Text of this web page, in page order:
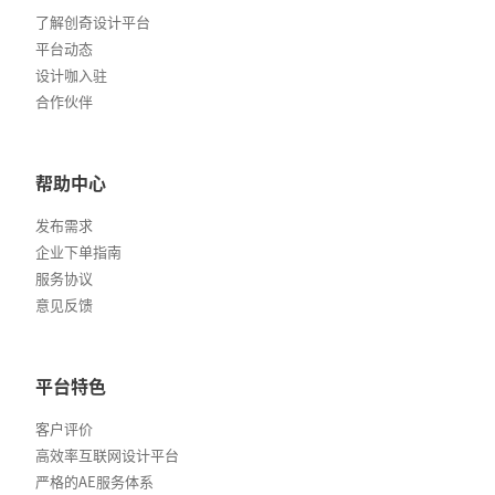
了解创奇设计平台
平台动态
设计咖入驻
合作伙伴
帮助中心
发布需求
企业下单指南
服务协议
意见反馈
平台特色
客户评价
高效率互联网设计平台
严格的AE服务体系